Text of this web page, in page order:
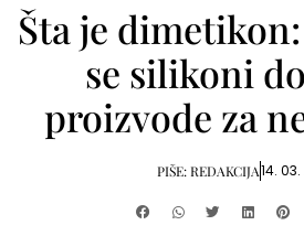
Šta je
se silikoni
proizvode za
PIŠE:REDAKCIJA14.